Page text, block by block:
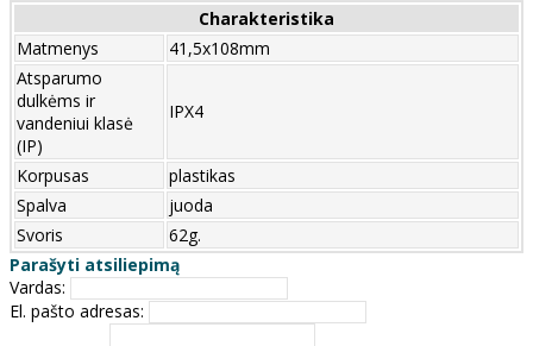
Charakteristika
Matmenys
41,5x108mm
Atsparumo
dulkėms ir
vandeniui klasė
(IP)
IPX4
Korpusas
plastikas
Spalva
juoda
Svoris
62g.
Parašyti atsiliepimą
Vardas:
El. pašto adresas: